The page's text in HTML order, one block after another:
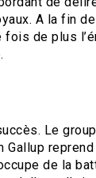
A la fin de
fois de plus
Le
Gallup
de la